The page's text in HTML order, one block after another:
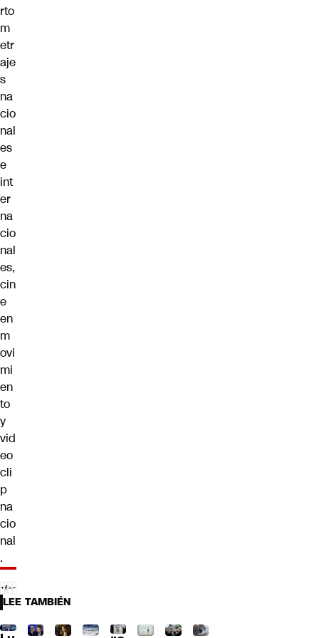
rto
m
etr
aje
s
na
cio
nal
es
e
int
er
na
cio
nal
es,
cin
e
en
m
ovi
mi
en
to
y
vid
eo
cli
p
na
cio
nal
.
LEE TAMBIÉN